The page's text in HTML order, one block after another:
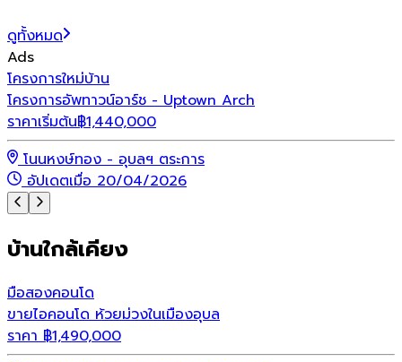
ดูทั้งหมด
Ads
โครงการใหม่บ้าน
โครงการอัพทาวน์อาร์ช - Uptown Arch
ราคาเริ่มต้น฿1,440,000
โนนหงษ์ทอง - อุบลฯ ตระการ
อัปเดตเมื่อ 20/04/2026
บ้านใกล้เคียง
มือสองคอนโด
ขายไอคอนโด ห้วยม่วงในเมืองอุบล
ราคา ฿1,490,000